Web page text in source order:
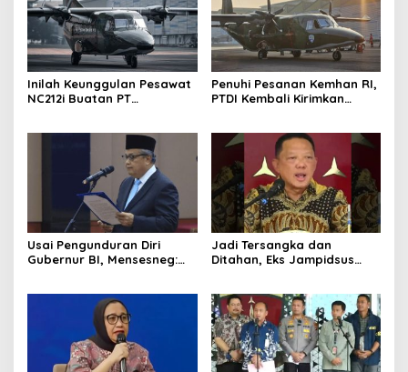
Inilah Keunggulan Pesawat
NC212i Buatan PT
Penuhi Pesanan Kemhan RI,
PTDI Kembali Kirimkan
Usai Pengunduran Diri
Gubernur BI, Mensesneg:
Jadi Tersangka dan
Ditahan, Eks Jampidsus